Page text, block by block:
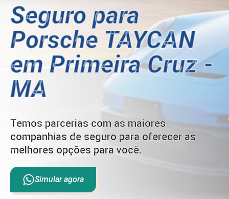
Seguro para
Porsche TAYCAN
em Primeira Cruz -
MA
Temos parcerias com as maiores
companhias de seguro para oferecer as
melhores opções para você.
Simular agora